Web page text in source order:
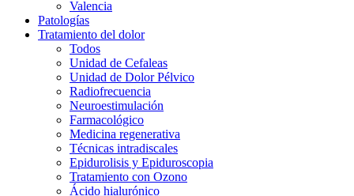
Valencia
Patologías
Tratamiento del dolor
Todos
Unidad de Cefaleas
Unidad de Dolor Pélvico
Radiofrecuencia
Neuroestimulación
Farmacológico
Medicina regenerativa
Técnicas intradiscales
Epidurolisis y Epiduroscopia
Tratamiento con Ozono
Ácido hialurónico